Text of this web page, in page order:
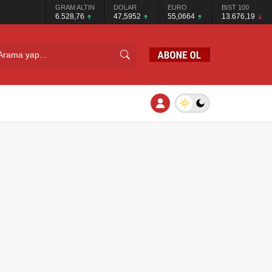
GRAM ALTIN
6.528,76
DOLAR
47,5952
EURO
55,0664
BIST 100
13.676,19